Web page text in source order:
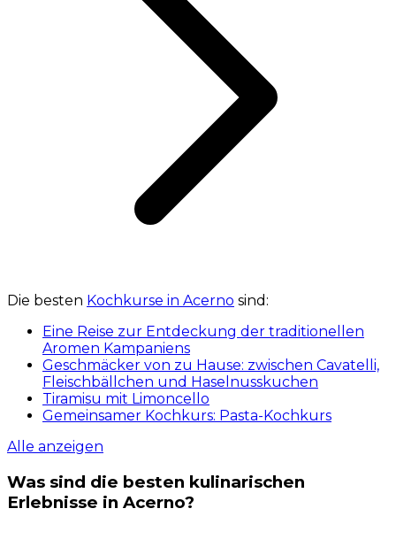
Die besten Kochkurse in Acerno sind:
Eine Reise zur Entdeckung der traditionellen
Aromen Kampaniens
Geschmäcker von zu Hause: zwischen Cavatelli,
Fleischbällchen und Haselnusskuchen
Tiramisu mit Limoncello
Gemeinsamer Kochkurs: Pasta-Kochkurs
Alle anzeigen
Was sind die besten kulinarischen
Erlebnisse in Acerno?